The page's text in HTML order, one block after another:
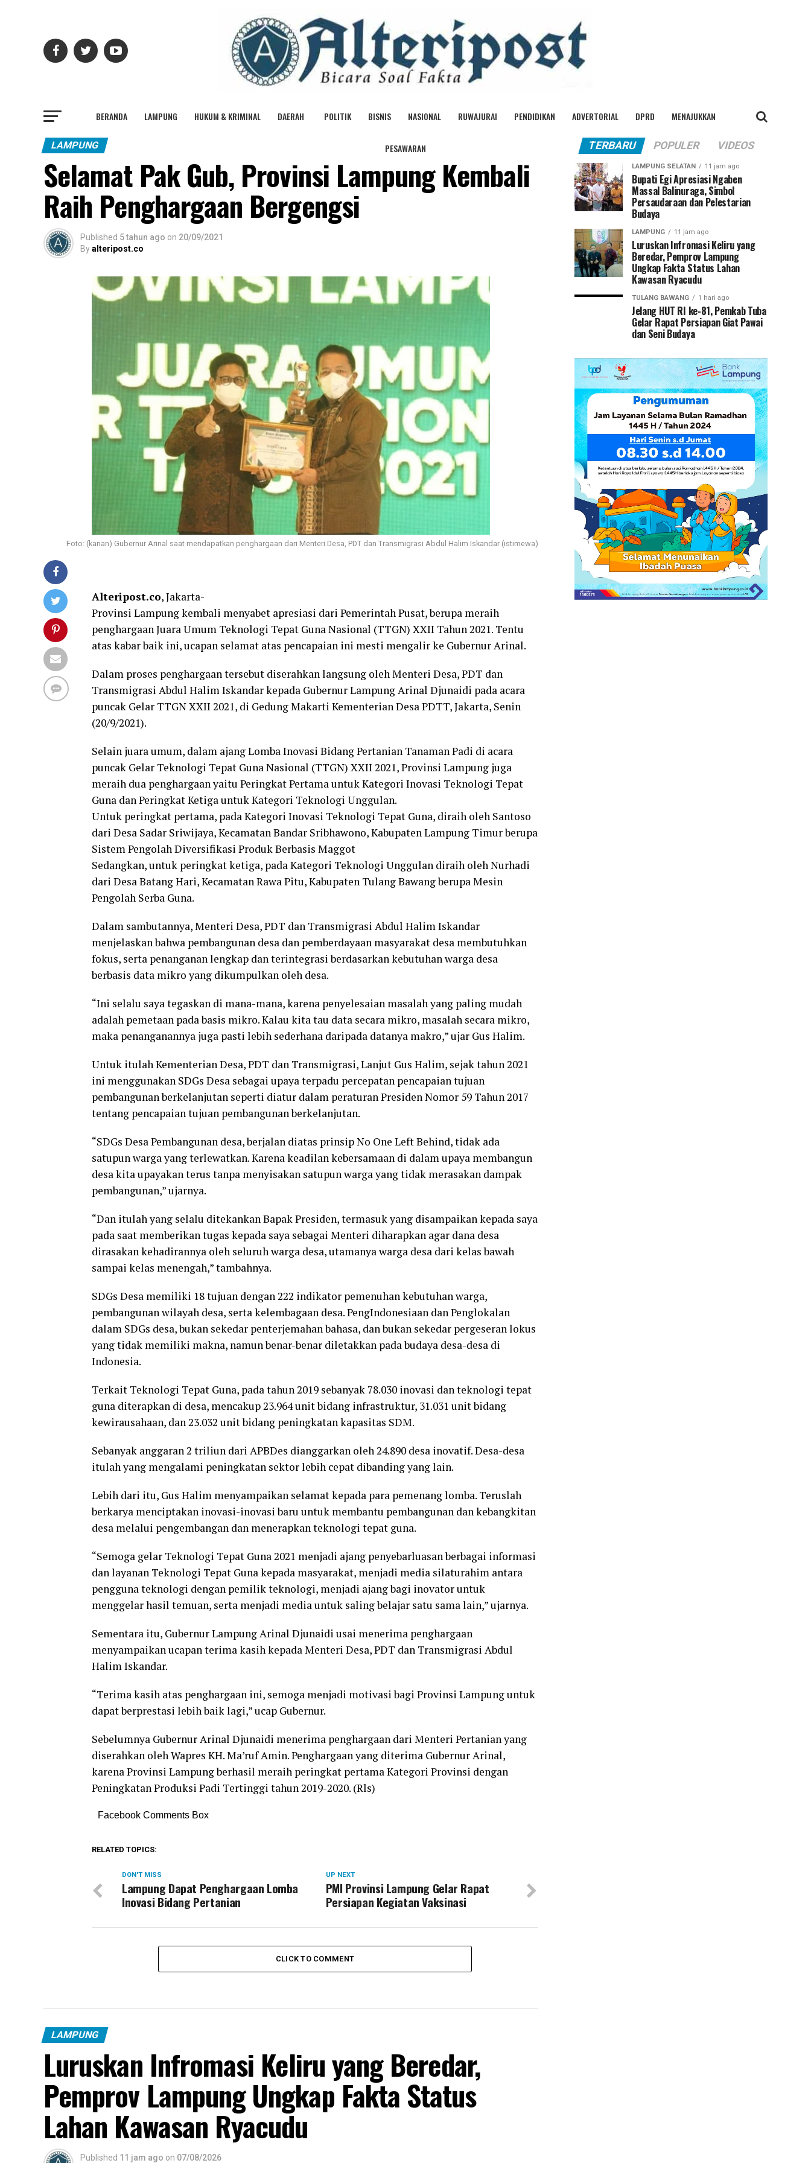
BERANDA LAMPUNG HUKUM & KRIMINAL DAERAH POLITIK BISNIS NASIONAL RUWAJURAI PENDIDIKAN ADVERTORIAL DPRD MENAJUKKAN
PESAWARAN
LAMPUNG
Selamat Pak Gub, Provinsi Lampung Kembali
Raih Penghargaan Bergengsi
Published 5 tahun ago on 20/09/2021
Byalteripost.co
Foto: (kanan) Gubernur Arinal saat mendapatkan penghargaan dari Menteri Desa, PDT dan Transmigrasi Abdul Halim Iskandar (istimewa)
Alteripost.co, Jakarta-
Provinsi Lampung kembali menyabet apresiasi dari Pemerintah Pusat, berupa meraih
penghargaan Juara Umum Teknologi Tepat Guna Nasional (TTGN) XXII Tahun 2021. Tentu
atas kabar baik ini, ucapan selamat atas pencapaian ini mesti mengalir ke Gubernur Arinal.
Dalam proses penghargaan tersebut diserahkan langsung oleh Menteri Desa, PDT dan
Transmigrasi Abdul Halim Iskandar kepada Gubernur Lampung Arinal Djunaidi pada acara
puncak Gelar TTGN XXII 2021, di Gedung Makarti Kementerian Desa PDTT, Jakarta, Senin
(20/9/2021).
Selain juara umum, dalam ajang Lomba Inovasi Bidang Pertanian Tanaman Padi di acara
puncak Gelar Teknologi Tepat Guna Nasional (TTGN) XXII 2021, Provinsi Lampung juga
meraih dua penghargaan yaitu Peringkat Pertama untuk Kategori Inovasi Teknologi Tepat
Guna dan Peringkat Ketiga untuk Kategori Teknologi Unggulan.
Untuk peringkat pertama, pada Kategori Inovasi Teknologi Tepat Guna, diraih oleh Santoso
dari Desa Sadar Sriwijaya, Kecamatan Bandar Sribhawono, Kabupaten Lampung Timur berupa
Sistem Pengolah Diversifikasi Produk Berbasis Maggot
Sedangkan, untuk peringkat ketiga, pada Kategori Teknologi Unggulan diraih oleh Nurhadi
dari Desa Batang Hari, Kecamatan Rawa Pitu, Kabupaten Tulang Bawang berupa Mesin
Pengolah Serba Guna.
Dalam sambutannya, Menteri Desa, PDT dan Transmigrasi Abdul Halim Iskandar
menjelaskan bahwa pembangunan desa dan pemberdayaan masyarakat desa membutuhkan
fokus, serta penanganan lengkap dan terintegrasi berdasarkan kebutuhan warga desa
berbasis data mikro yang dikumpulkan oleh desa.
“Ini selalu saya tegaskan di mana-mana, karena penyelesaian masalah yang paling mudah
adalah pemetaan pada basis mikro. Kalau kita tau data secara mikro, masalah secara mikro,
maka penanganannya juga pasti lebih sederhana daripada datanya makro,” ujar Gus Halim.
Untuk itulah Kementerian Desa, PDT dan Transmigrasi, Lanjut Gus Halim, sejak tahun 2021
ini menggunakan SDGs Desa sebagai upaya terpadu percepatan pencapaian tujuan
pembangunan berkelanjutan seperti diatur dalam peraturan Presiden Nomor 59 Tahun 2017
tentang pencapaian tujuan pembangunan berkelanjutan.
“SDGs Desa Pembangunan desa, berjalan diatas prinsip No One Left Behind, tidak ada
satupun warga yang terlewatkan. Karena keadilan kebersamaan di dalam upaya membangun
desa kita upayakan terus tanpa menyisakan satupun warga yang tidak merasakan dampak
pembangunan,” ujarnya.
“Dan itulah yang selalu ditekankan Bapak Presiden, termasuk yang disampaikan kepada saya
pada saat memberikan tugas kepada saya sebagai Menteri diharapkan agar dana desa
dirasakan kehadirannya oleh seluruh warga desa, utamanya warga desa dari kelas bawah
sampai kelas menengah,” tambahnya.
SDGs Desa memiliki 18 tujuan dengan 222 indikator pemenuhan kebutuhan warga,
pembangunan wilayah desa, serta kelembagaan desa. PengIndonesiaan dan Penglokalan
dalam SDGs desa, bukan sekedar penterjemahan bahasa, dan bukan sekedar pergeseran lokus
yang tidak memiliki makna, namun benar-benar diletakkan pada budaya desa-desa di
Indonesia.
Terkait Teknologi Tepat Guna, pada tahun 2019 sebanyak 78.030 inovasi dan teknologi tepat
guna diterapkan di desa, mencakup 23.964 unit bidang infrastruktur, 31.031 unit bidang
kewirausahaan, dan 23.032 unit bidang peningkatan kapasitas SDM.
Sebanyak anggaran 2 triliun dari APBDes dianggarkan oleh 24.890 desa inovatif. Desa-desa
itulah yang mengalami peningkatan sektor lebih cepat dibanding yang lain.
Lebih dari itu, Gus Halim menyampaikan selamat kepada para pemenang lomba. Teruslah
berkarya menciptakan inovasi-inovasi baru untuk membantu pembangunan dan kebangkitan
desa melalui pengembangan dan menerapkan teknologi tepat guna.
“Semoga gelar Teknologi Tepat Guna 2021 menjadi ajang penyebarluasan berbagai informasi
dan layanan Teknologi Tepat Guna kepada masyarakat, menjadi media silaturahim antara
pengguna teknologi dengan pemilik teknologi, menjadi ajang bagi inovator untuk
menggelar hasil temuan, serta menjadi media untuk saling belajar satu sama lain,” ujarnya.
Sementara itu, Gubernur Lampung Arinal Djunaidi usai menerima penghargaan
menyampaikan ucapan terima kasih kepada Menteri Desa, PDT dan Transmigrasi Abdul
Halim Iskandar.
“Terima kasih atas penghargaan ini, semoga menjadi motivasi bagi Provinsi Lampung untuk
dapat berprestasi lebih baik lagi,” ucap Gubernur.
Sebelumnya Gubernur Arinal Djunaidi menerima penghargaan dari Menteri Pertanian yang
diserahkan oleh Wapres KH. Ma’ruf Amin. Penghargaan yang diterima Gubernur Arinal,
karena Provinsi Lampung berhasil meraih peringkat pertama Kategori Provinsi dengan
Peningkatan Produksi Padi Tertinggi tahun 2019-2020. (Rls)
Facebook Comments Box
RELATED TOPICS:
UP NEXT
PMI Provinsi Lampung Gelar Rapat
Persiapan Kegiatan Vaksinasi
DON'T MISS
Lampung Dapat Penghargaan Lomba
Inovasi Bidang Pertanian
CLICK TO COMMENT
LAMPUNG
Luruskan Infromasi Keliru yang Beredar,
Pemprov Lampung Ungkap Fakta Status
Lahan Kawasan Ryacudu
Published 11 jam ago on 07/08/2026
TERBARU POPULER VIDEOS
LAMPUNG SELATAN 11 jam ago
Bupati Egi Apresiasi Ngaben
Massal Balinuraga, Simbol
Persaudaraan dan Pelestarian
Budaya
LAMPUNG 11 jam ago
Luruskan Infromasi Keliru yang
Beredar, Pemprov Lampung
Ungkap Fakta Status Lahan
Kawasan Ryacudu
TULANG BAWANG 1 hari ago
Jelang HUT RI ke-81, Pemkab Tuba
Gelar Rapat Persiapan Giat Pawai
dan Seni Budaya